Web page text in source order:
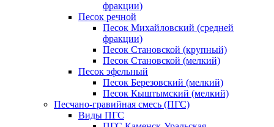
фракции)
Песок речной
Песок Михайловский (средней
фракции)
Песок Становской (крупный)
Песок Становской (мелкий)
Песок эфельный
Песок Березовский (мелкий)
Песок Кыштымский (мелкий)
Песчано-гравийная смесь (ПГС)
Виды ПГС